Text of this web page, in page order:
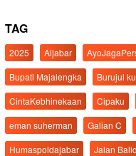
TAG
2025 Aljabar
Bupati Majalengka
Burujul
CintaKebhinekaan
Cipaku
eman suherman
Galian C
Humaspoldajabar
Jalan